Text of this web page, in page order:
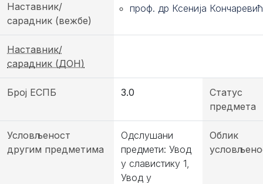
Наставник/
сарадник (вежбе)
проф. др Ксенија Кончаревић
Наставник/
сарадник (ДОН)
Број ЕСПБ 3.0
Статус
предмета
Условљеност
другим предметима
Одслушани
предмети: Увод
у славистику 1,
Увод у
Облик